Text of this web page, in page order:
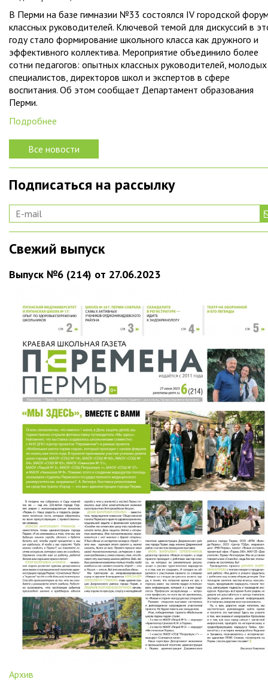
В Перми на базе гимназии №33 состоялся IV городской
классных руководителей. Ключевой темой для дискуссий в
году стало формирование школьного класса как дружного и
эффективного коллектива. Мероприятие объединило более
сотни педагогов: опытных классных руководителей, молодых
специалистов, директоров школ и экспертов в сфере
воспитания. Об этом сообщает Департамент образования
Перми.
Подробнее
Все новости
Подписаться на рассылку
Свежий выпуск
Выпуск №6 (214) от 27.06.2023
Архив